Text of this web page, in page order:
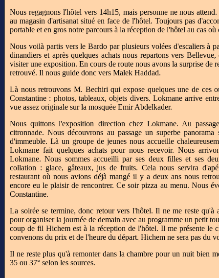
Nous regagnons l'hôtel vers 14h15, mais personne ne nous
au magasin d'artisanat situé en face de l'hôtel. Toujours pas
portable et en gros notre parcours à la réception de l'hôtel au cas
Nous voilà partis vers le Bardo par plusieurs volées d'escaliers à
dinandiers et après quelques achats nous repartons vers
visiter une exposition. En cours de route nous avons la surprise
retrouvé. Il nous guide donc vers Malek Haddad.
Là nous retrouvons M. Bechiri qui expose quelques une de ces
Constantine : photos, tableaux, objets divers. Lokmane arrive
vue assez originale sur la mosquée Emir Abdelkader.
Nous quittons l'exposition direction chez Lokmane. Au
citronnade. Nous découvrons au passage un superbe
d'immeuble. Là un groupe de jeunes nous accueille
Lokmane fait quelques achats pour nous recevoir. Nous
Lokmane. Nous sommes accueilli par ses deux filles et ses
collation : glace, gâteaux, jus de fruits. Cela nous servira
restaurant où nous avions déjà mangé il y a deux ans nous
encore eu le plaisir de rencontrer. Ce soir pizza au menu. Nous
Constantine.
La soirée se termine, donc retour vers l'hôtel. Il ne me reste qu'à
pour organiser la journée de demain avec au programme un petit
coup de fil Hichem est à la réception de l'hôtel. Il me présente le
convenons du prix et de l'heure du départ. Hichem ne sera pas du
Il ne reste plus qu'à remonter dans la chambre pour un nuit bien
35 ou 37° selon les sources.